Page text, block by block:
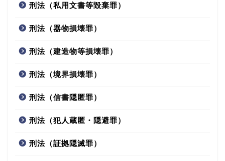
刑法（私用文書等毀棄罪）
刑法（器物損壊罪）
刑法（建造物等損壊罪）
刑法（境界損壊罪）
刑法（信書隠匿罪）
刑法（犯人蔵匿・隠避罪）
刑法（証拠隠滅罪）